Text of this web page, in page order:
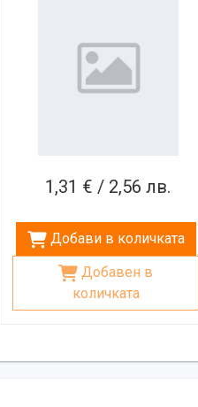
1,31 € / 2,56 лв.
Добави в количката
Добавен в
количката